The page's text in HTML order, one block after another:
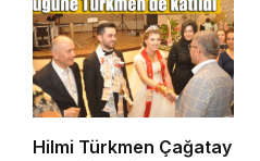
Hilmi Türkmen Çağatay